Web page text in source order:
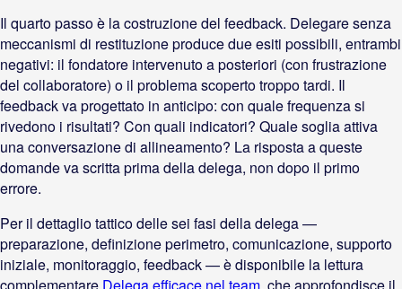
Il quarto passo è la costruzione del feedback. Delegare senza
meccanismi di restituzione produce due esiti possibili, entrambi
negativi: il fondatore intervenuto a posteriori (con frustrazione
del collaboratore) o il problema scoperto troppo tardi. Il
feedback va progettato in anticipo: con quale frequenza si
rivedono i risultati? Con quali indicatori? Quale soglia attiva
una conversazione di allineamento? La risposta a queste
domande va scritta prima della delega, non dopo il primo
errore.
Per il dettaglio tattico delle sei fasi della delega —
preparazione, definizione perimetro, comunicazione, supporto
iniziale, monitoraggio, feedback — è disponibile la lettura